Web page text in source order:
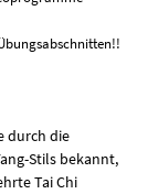
durch die
Stils bekannt,
Tai Chi